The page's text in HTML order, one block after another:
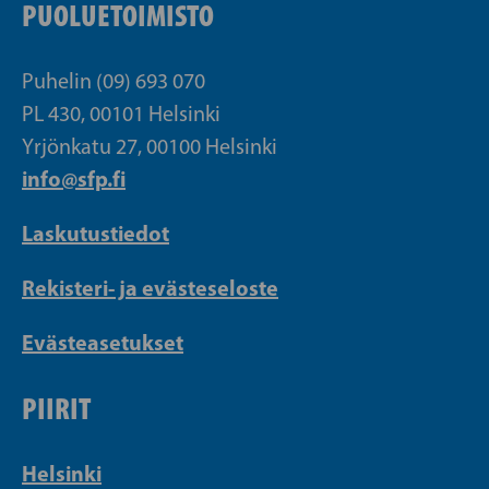
PUOLUETOIMISTO
Puhelin (09) 693 070
PL 430, 00101 Helsinki
Yrjönkatu 27, 00100 Helsinki
info@sfp.fi
Laskutustiedot
Rekisteri- ja evästeseloste
Evästeasetukset
PIIRIT
Helsinki